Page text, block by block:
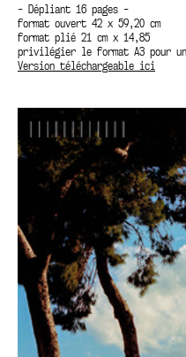
- Dépliant 16 pages -
format ouvert 42 x 59,20 cm
format plié 21 cm x 14,85
privilégier le format A3 pour
Version téléchargeable ici